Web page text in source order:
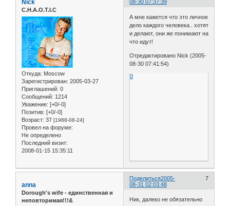
08-30 07:37:39
Nick
C.H.A.O.T.I.C
Откуда: Moscow
Зарегистрирован: 2005-03-27
Приглашений: 0
Сообщений: 1214
Уважение: [+0/-0]
Позитив: [+0/-0]
Возраст: 37 [1988-08-24]
Провел на форуме:
Не определено
Последний визит:
2008-01-15 15:35:11
А мне кажется что это личное
дело каждого человека.. хотят
и делают, они же понимают на
что идут!
Отредактировано Nick (2005-
08-30 07:41:54)
0
Поделиться 7
2005-
08-31 02:03:48
anna
Dorough's wife - единственная и
неповторимая!!!&
Ник, далеко не обязательно